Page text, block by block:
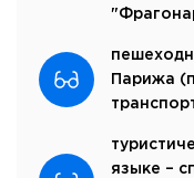
Парижа
языке –